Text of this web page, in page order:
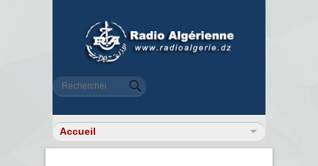
Formulaire de recherche
Rechercher